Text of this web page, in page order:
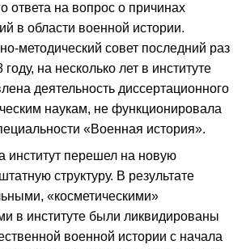
ответа на вопрос о причинах
в области военной истории.
методический совет последний раз
на несколько лет в институте
деятельность диссертационного
наукам, не функционировала
«Военная история».
институт перешел на новую
структуру. В результате
«косметическими»
в институте были ликвидированы
военной истории с начала